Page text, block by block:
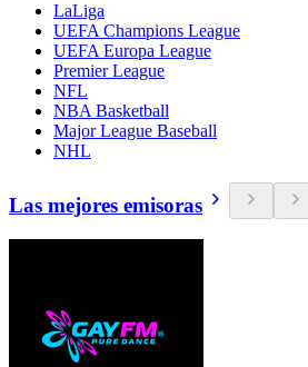
LaLiga
UEFA Champions League
UEFA Europa League
Premier League
NFL
NBA Basketball
Major League Baseball
NHL
Las mejores emisoras